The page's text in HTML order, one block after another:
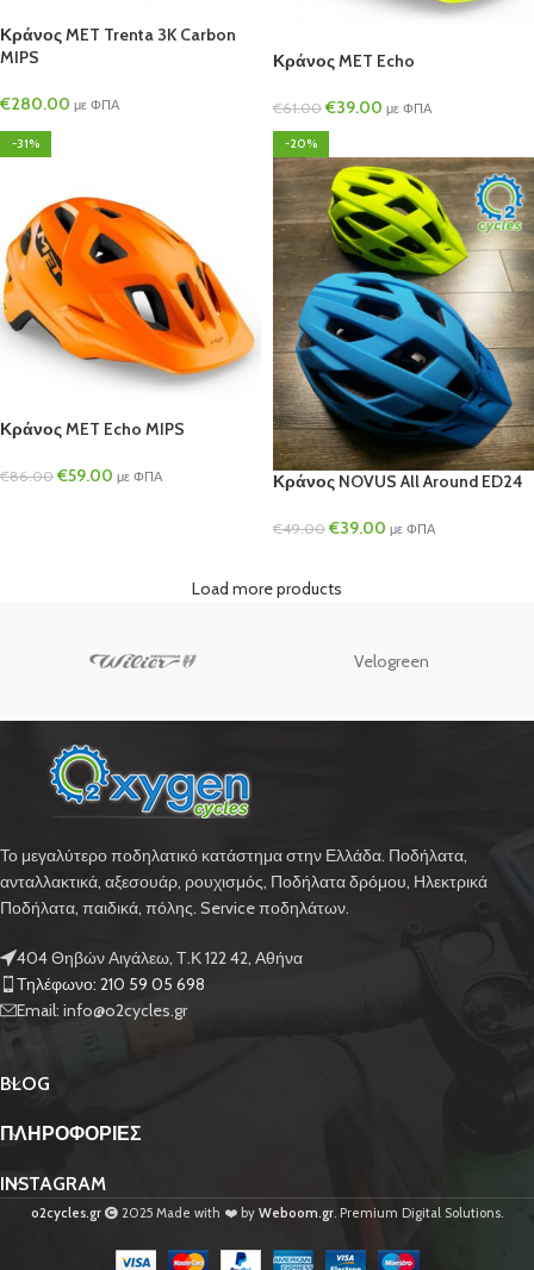
Κράνος MET Trenta 3K Carbon
MIPS
€280.00 με ΦΠΑ
Κράνος MET Echo
€61.00 €39.00 με ΦΠΑ
-31%
Κράνος MET Echo MIPS
€86.00 €59.00 με ΦΠΑ
-20%
Κράνος NOVUS All Around ED24
€49.00 €39.00 με ΦΠΑ
Load more products
Velogreen
Το μεγαλύτερο ποδηλατικό κατάστημα στην Ελλάδα. Ποδήλατα,
ανταλλακτικά, αξεσουάρ, ρουχισμός, Ποδήλατα δρόμου, Ηλεκτρικά
Ποδήλατα, παιδικά, πόλης. Service ποδηλάτων.
404 Θηβών Αιγάλεω, Τ.Κ 122 42, Αθήνα
Τηλέφωνο: 210 59 05 698
Email: info@o2cycles.gr
BLOG
ΠΛΗΡΟΦΟΡΙΕΣ
INSTAGRAM
o2cycles.gr 2025 Made with ❤️ by Weboom.gr . Premium Digital Solutions.